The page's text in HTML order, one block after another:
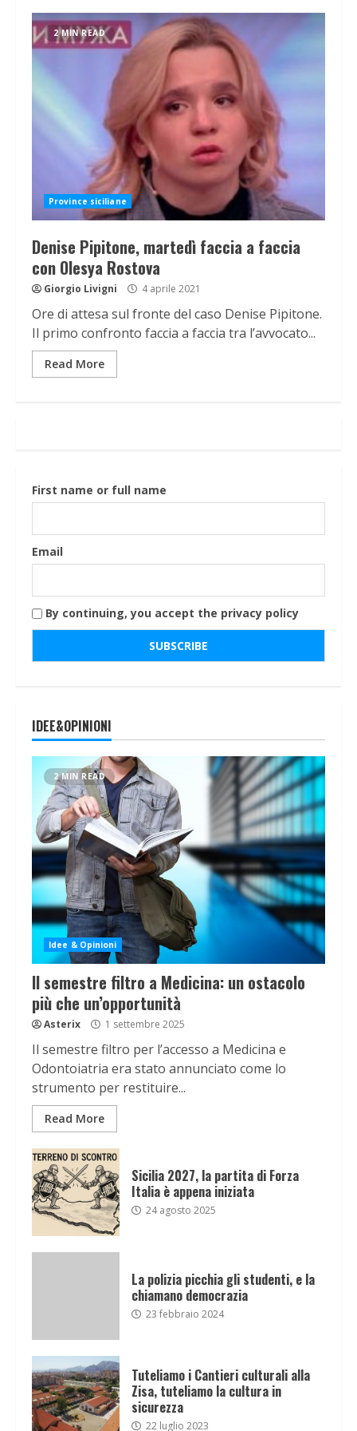
2 MIN READ
Province siciliane
Denise Pipitone, martedì faccia a faccia
con Olesya Rostova
Giorgio Livigni 4 aprile 2021
Ore di attesa sul fronte del caso Denise Pipitone.
Il primo confronto faccia a faccia tra l’avvocato...
Read More
First name or full name
Email
By continuing, you accept the privacy policy
IDEE&OPINIONI
2 MIN READ
Idee & Opinioni
Il semestre filtro a Medicina: un ostacolo
più che un’opportunità
Asterix 1 settembre 2025
Il semestre filtro per l’accesso a Medicina e
Odontoiatria era stato annunciato come lo
strumento per restituire...
Read More
Sicilia 2027, la partita di Forza
Italia è appena iniziata
24 agosto 2025
La polizia picchia gli studenti, e la
chiamano democrazia
23 febbraio 2024
Tuteliamo i Cantieri culturali alla
Zisa, tuteliamo la cultura in
sicurezza
22 luglio 2023